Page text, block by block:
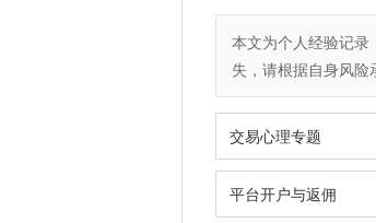
本文为个人经验记
失，请根据自身风险
交易心理专题
平台开户与返佣